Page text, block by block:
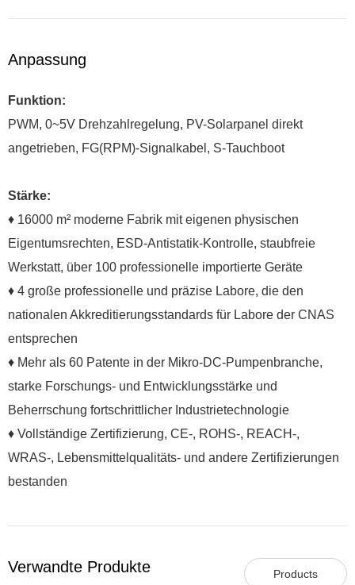
Anpassung
Funktion:
PWM, 0~5V Drehzahlregelung, PV-Solarpanel direkt
angetrieben, FG(RPM)-Signalkabel, S-Tauchboot
Stärke:
♦ 16000 m² moderne Fabrik mit eigenen physischen
Eigentumsrechten, ESD-Antistatik-Kontrolle, staubfreie
Werkstatt, über 100 professionelle importierte Geräte
♦ 4 große professionelle und präzise Labore, die den
nationalen Akkreditierungsstandards für Labore der CNAS
entsprechen
♦ Mehr als 60 Patente in der Mikro-DC-Pumpenbranche,
starke Forschungs- und Entwicklungsstärke und
Beherrschung fortschrittlicher Industrietechnologie
♦ Vollständige Zertifizierung, CE-, ROHS-, REACH-,
WRAS-, Lebensmittelqualitäts- und andere Zertifizierungen
bestanden
Verwandte Produkte Products